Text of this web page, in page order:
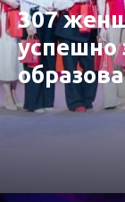
307
успешно
от